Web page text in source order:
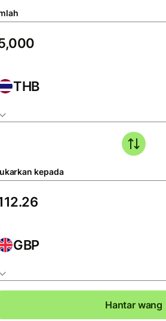
THB
kepada
GBP
Hantar wang